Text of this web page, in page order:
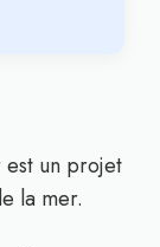
est un projet
la mer.